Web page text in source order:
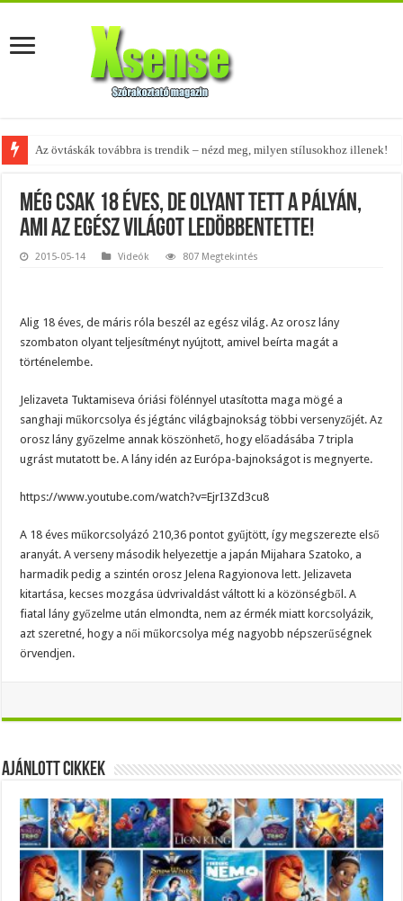
Az övtáskák továbbra is trendik – nézd meg, milyen stílusokhoz illenek!
A tökéletes táskák férfiaknak – fedezd fel az 5 legjobb fazont!
Még csak 18 éves, de olyant tett a pályán,
ami az egész világot ledöbbentette!
2015-05-14 Videók 807 Megtekintés
Alig 18 éves, de máris róla beszél az egész világ. Az orosz lány
szombaton olyant teljesítményt nyújtott, amivel beírta magát a
történelembe.
Jelizaveta Tuktamiseva óriási fölénnyel utasította maga mögé a
sanghaji műkorcsolya és jégtánc világbajnokság többi versenyzőjét. Az
orosz lány győzelme annak köszönhető, hogy előadásába 7 tripla
ugrást mutatott be. A lány idén az Európa-bajnokságot is megnyerte.
https://www.youtube.com/watch?v=EjrI3Zd3cu8
A 18 éves műkorcsolyázó 210,36 pontot gyűjtött, így megszerezte első
aranyát. A verseny második helyezettje a japán Mijahara Szatoko, a
harmadik pedig a szintén orosz Jelena Ragyionova lett. Jelizaveta
kitartása, kecses mozgása üdvrivaldást váltott ki a közönségből. A
fiatal lány győzelme után elmondta, nem az érmék miatt korcsolyázik,
azt szeretné, hogy a női műkorcsolya még nagyobb népszerűségnek
örvendjen.
Ajánlott Cikkek